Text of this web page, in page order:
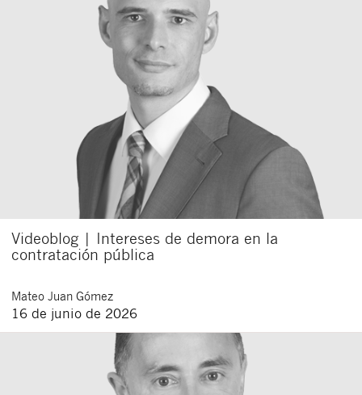
Videoblog | Intereses de demora en la
contratación pública
Mateo Juan Gómez
16 de junio de 2026